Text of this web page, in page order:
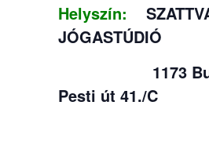
Helyszín:
JÓGASTÚDIÓ
1173
Pesti út 41./C